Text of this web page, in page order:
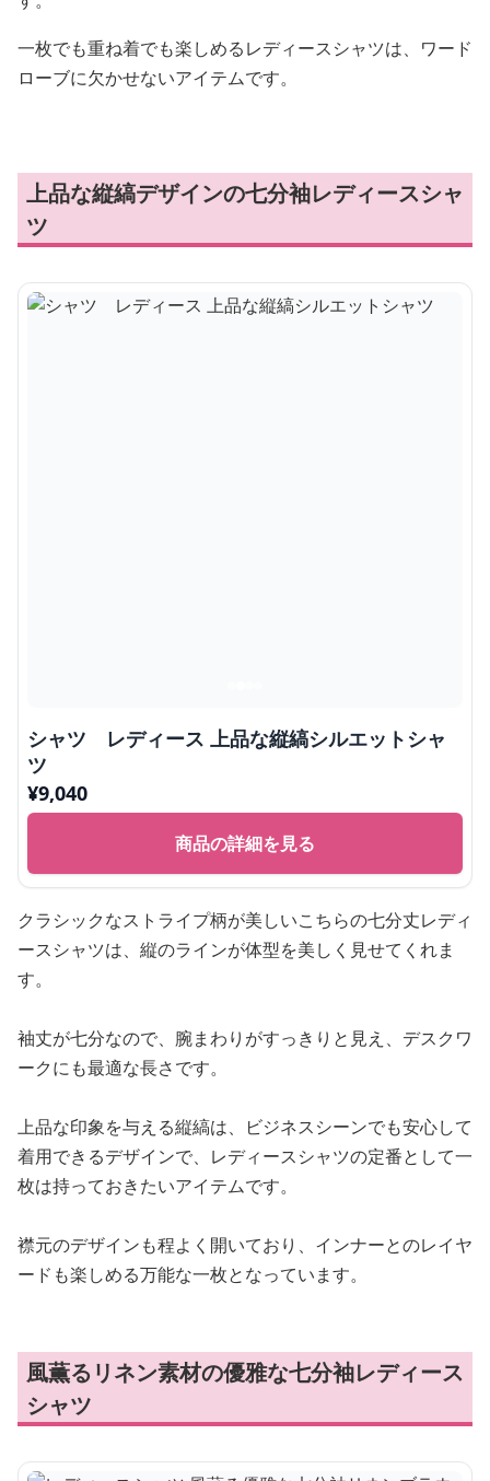
一枚でも重ね着でも楽しめるレディースシャツは、ワード
ローブに欠かせないアイテムです。
上品な縦縞デザインの七分袖レディースシャ
ツ
シャツ レディース 上品な縦縞シルエットシャ
ツ
¥9,040
商品の詳細を見る
クラシックなストライプ柄が美しいこちらの七分丈レディ
ースシャツは、縦のラインが体型を美しく見せてくれま
す。
袖丈が七分なので、腕まわりがすっきりと見え、デスクワ
ークにも最適な長さです。
上品な印象を与える縦縞は、ビジネスシーンでも安心して
着用できるデザインで、レディースシャツの定番として一
枚は持っておきたいアイテムです。
襟元のデザインも程よく開いており、インナーとのレイヤ
ードも楽しめる万能な一枚となっています。
風薫るリネン素材の優雅な七分袖レディース
シャツ